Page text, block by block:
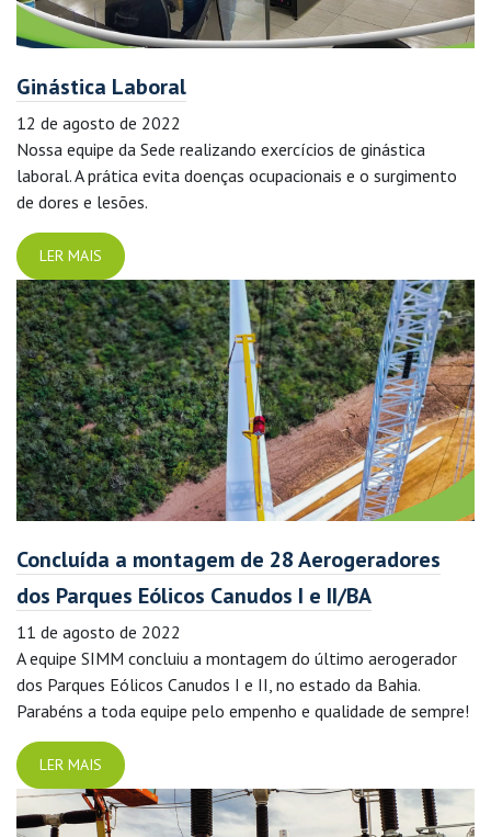
Ginástica Laboral
12 de agosto de 2022
Nossa equipe da Sede realizando exercícios de ginástica
laboral. A prática evita doenças ocupacionais e o surgimento
de dores e lesões.
LER MAIS
Concluída a montagem de 28 Aerogeradores
dos Parques Eólicos Canudos I e II/BA
11 de agosto de 2022
A equipe SIMM concluiu a montagem do último aerogerador
dos Parques Eólicos Canudos I e II, no estado da Bahia.
Parabéns a toda equipe pelo empenho e qualidade de sempre!
LER MAIS